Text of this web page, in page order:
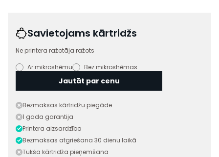
Savietojams kārtridžs
Ne printera ražotāja ražots
Ar mikroshēmu
Bez mikroshēmas
Jautāt par cenu
Bezmaksas kārtridžu piegāde
1 gada garantija
Printera aizsardzība
Bezmaksas atgriešana 30 dienu laikā
Tukša kārtridža pieņemšana